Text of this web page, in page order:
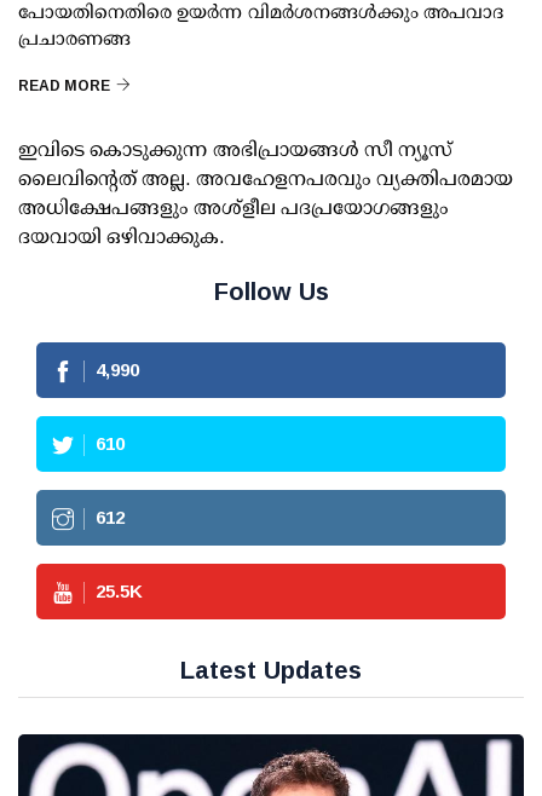
പോയതിനെതിരെ ഉയര്‍ന്ന വിമര്‍ശനങ്ങള്‍ക്കും അപവാദ
പ്രചാരണങ്ങ
READ MORE
ഇവിടെ കൊടുക്കുന്ന അഭിപ്രായങ്ങള്‍ സീ ന്യൂസ്
ലൈവിന്റെത് അല്ല. അവഹേളനപരവും വ്യക്തിപരമായ
അധിക്ഷേപങ്ങളും അശ്‌ളീല പദപ്രയോഗങ്ങളും
ദയവായി ഒഴിവാക്കുക.
Follow Us
4,990
610
612
25.5K
Latest Updates